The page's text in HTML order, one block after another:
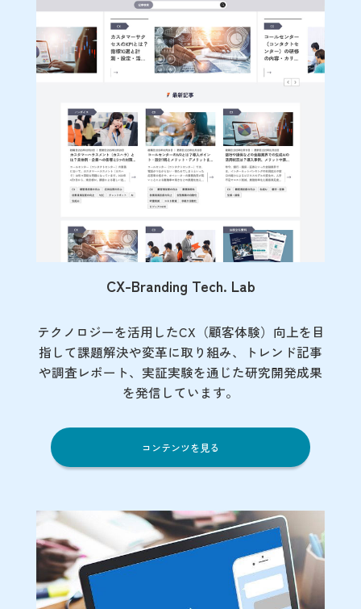
CX-Branding Tech. Lab
テクノロジーを活用したCX（顧客体験）向上を目
指して課題解決や変革に取り組み、トレンド記事
や調査レポート、実証実験を通じた研究開発成果
を発信しています。
コンテンツを見る